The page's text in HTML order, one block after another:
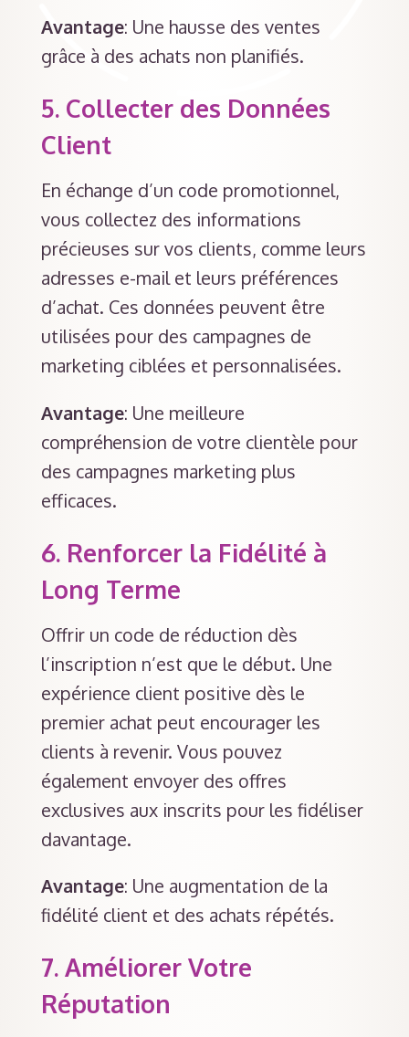
Avantage: Une hausse des ventes
grâce à des achats non planifiés.
5. Collecter des Données
Client
En échange d’un code promotionnel,
vous collectez des informations
précieuses sur vos clients, comme leurs
adresses e-mail et leurs préférences
d’achat. Ces données peuvent être
utilisées pour des campagnes de
marketing ciblées et personnalisées.
Avantage: Une meilleure
compréhension de votre clientèle pour
des campagnes marketing plus
efficaces.
6. Renforcer la Fidélité à
Long Terme
Offrir un code de réduction dès
l’inscription n’est que le début. Une
expérience client positive dès le
premier achat peut encourager les
clients à revenir. Vous pouvez
également envoyer des offres
exclusives aux inscrits pour les fidéliser
davantage.
Avantage: Une augmentation de la
fidélité client et des achats répétés.
7. Améliorer Votre
Réputation